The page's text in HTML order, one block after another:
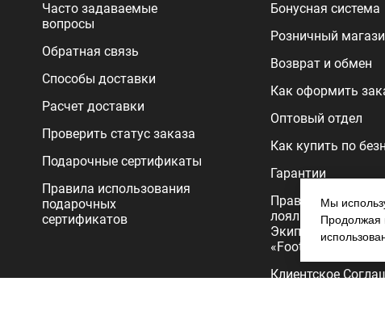
Часто задаваемые
вопросы
Обратная связь
Способы доставки
Расчет доставки
Проверить статус заказа
Подарочные сертификаты
Правила использования
подарочных
сертификатов
Бонусная система
Розничный
Возврат и обмен
Как оформить
Оптовый отдел
Как купить по
Гарантии
Правила
лояльности
Экипировочного
«FootballStore»
Клиентское
Мы
Продолжая